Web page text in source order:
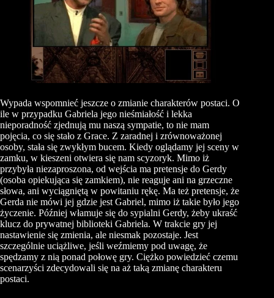
Wypada wspomnieć jeszcze o zmianie charakterów postaci. O
ile w przypadku Gabriela jego nieśmiałość i lekka
nieporadność zjednują mu naszą sympatie, to nie mam
pojęcia, co się stało z Grace. Z zaradnej i zrównoważonej
osoby, stała się zwykłym bucem. Kiedy oglądamy jej sceny w
zamku, w kieszeni otwiera się nam scyzoryk. Mimo iż
przybyła niezaproszona, od wejścia ma pretensje do Gerdy
(osoba opiekująca się zamkiem), nie reaguje ani na grzeczne
słowa, ani wyciągniętą w powitaniu rękę. Ma też pretensje, że
Gerda nie mówi jej gdzie jest Gabriel, mimo iż takie było jego
życzenie. Później włamuje się do sypialni Gerdy, żeby ukraść
klucz do prywatnej biblioteki Gabriela. W trakcie gry jej
nastawienie się zmienia, ale niesmak pozostaje. Jest
szczególnie uciążliwe, jeśli weźmiemy pod uwagę, że
spędzamy z nią ponad połowę gry. Ciężko powiedzieć czemu
scenarzyści zdecydowali się na aż taką zmianę charakteru
postaci.